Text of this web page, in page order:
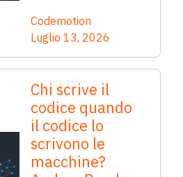
Codemotion
Luglio 13, 2026
Chi scrive il
codice quando
il codice lo
scrivono le
macchine?